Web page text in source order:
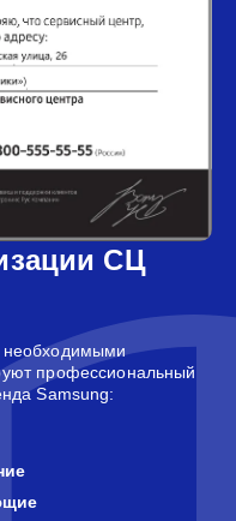
СЦ
необходимыми
профессиональный
Samsung: